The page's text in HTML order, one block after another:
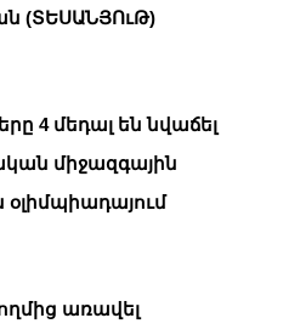
(ՏԵՍԱՆՅՈւԹ)
4 մեդալ են նվաճել
միջազգային
առավել